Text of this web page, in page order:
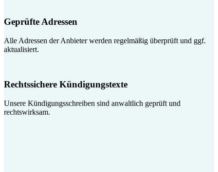
Geprüfte Adressen
Alle Adressen der Anbieter werden regelmäßig überprüft und ggf.
aktualisiert.
Rechtssichere Kündigungstexte
Unsere Kündigungsschreiben sind anwaltlich geprüft und
rechtswirksam.